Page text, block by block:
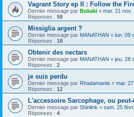
Vagrant Story ep II : Follow the
Dernier message par Bukaki « mar. 21 nov.
Réponses : 58
Missiglia argent ?
Dernier message par MANATHAN « lun. 09
Réponses : 18
Obtenir des nectars
Dernier message par MANATHAN « jeu. 28
Réponses : 2
je suis perdu
Dernier message par Rhadamante « mar.
Réponses : 12
L'accessoire Sarcophage, ou
Dernier message par Shinlink « sam. 25
Réponses : 4